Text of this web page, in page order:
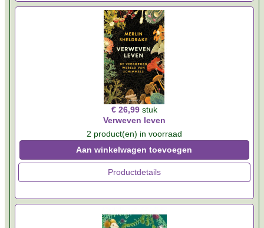
€ 26,99 stuk
Verweven leven
2 product(en) in voorraad
Aan winkelwagen toevoegen
Productdetails